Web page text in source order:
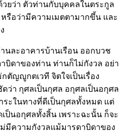
ยว่า ตัวท่านกับบุคคลในตระกูล
รือว่ามีความเมตตามากขึ้น และ
นละอาคารบ้านเรือน ออกบวช
บิดาของท่าน ท่านก็ไม่กังวล อย่า
ตัญญูกตเวที จิตใจเป็นเรื่อง
ว่า กุศลเป็นกุศล อกุศลเป็นอกุศล
ะในทางที่ดีเป็นกุศลทั้งหมด แต่
ป็นอกุศลทั้งสิ้น เพราะฉะนั้น ก็จะ
มีความกังวลแม้มารดาบิดาของ